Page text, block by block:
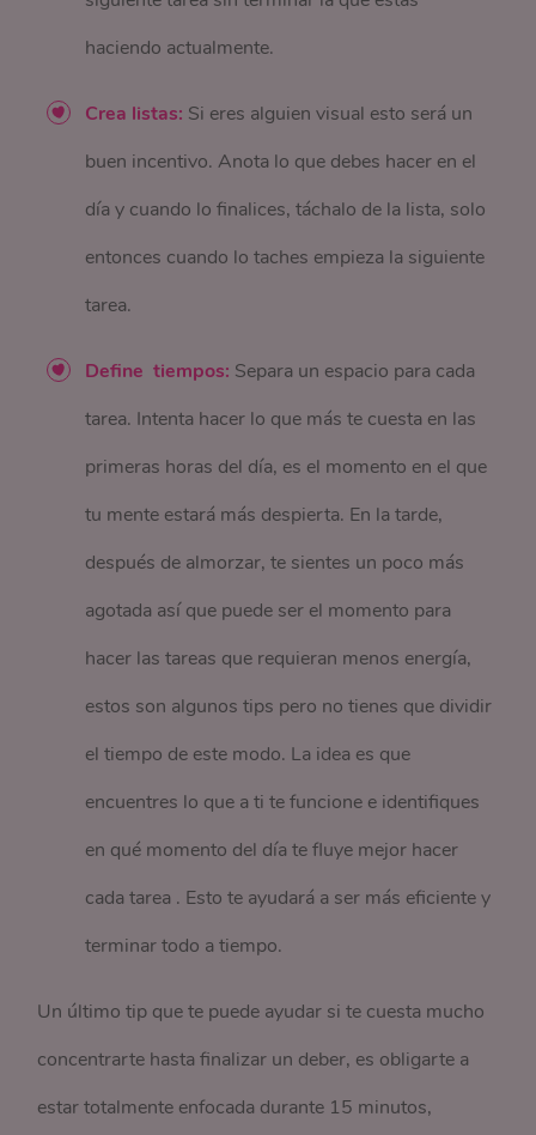
haciendo actualmente.
Crea listas: Si eres alguien visual esto será un
buen incentivo. Anota lo que debes hacer en el
día y cuando lo finalices, táchalo de la lista, solo
entonces cuando lo taches empieza la siguiente
tarea.
Define tiempos: Separa un espacio para cada
tarea. Intenta hacer lo que más te cuesta en las
primeras horas del día, es el momento en el que
tu mente estará más despierta. En la tarde,
después de almorzar, te sientes un poco más
agotada así que puede ser el momento para
hacer las tareas que requieran menos energía,
estos son algunos tips pero no tienes que dividir
el tiempo de este modo. La idea es que
encuentres lo que a ti te funcione e identifiques
en qué momento del día te fluye mejor hacer
cada tarea . Esto te ayudará a ser más eficiente y
terminar todo a tiempo.
Un último tip que te puede ayudar si te cuesta mucho
concentrarte hasta finalizar un deber, es obligarte a
estar totalmente enfocada durante 15 minutos,